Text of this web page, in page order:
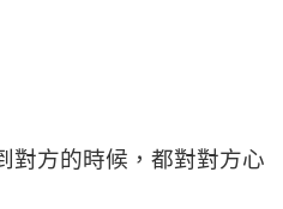
對方的時候，都對對方心